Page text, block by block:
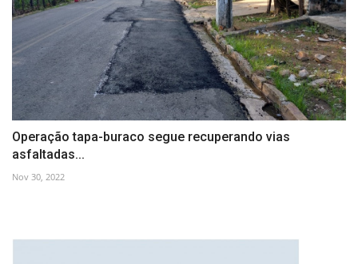
Operação tapa-buraco segue recuperando vias
asfaltadas...
Nov 30, 2022